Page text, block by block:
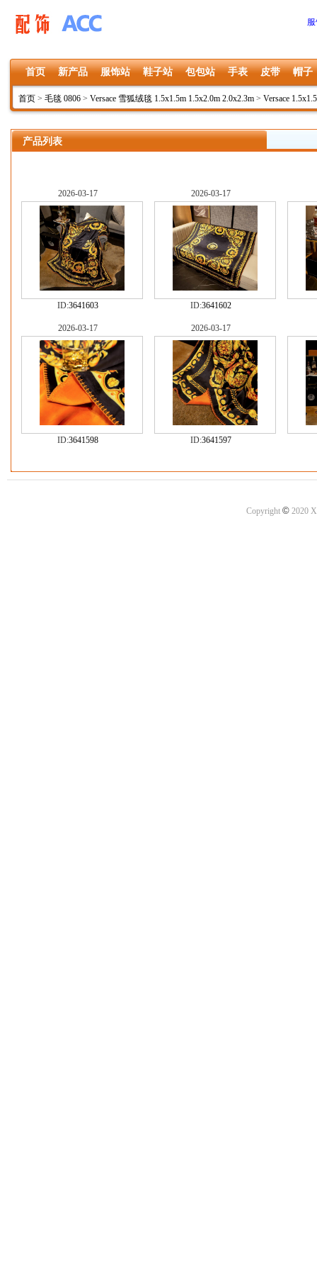
首页 新产品 服饰站 鞋子站 包包站 手表 皮带 帽子
首页 > 毛毯 0806 > Versace 雪狐绒毯 1.5x1.5m 1.5x2.0m 2.0x2.3m > Versace
产品列表
2026-03-17
ID:3641603
2026-03-17
ID:3641602
2026-03-17
ID:3641598
2026-03-17
ID:3641597
Copyright ©2020